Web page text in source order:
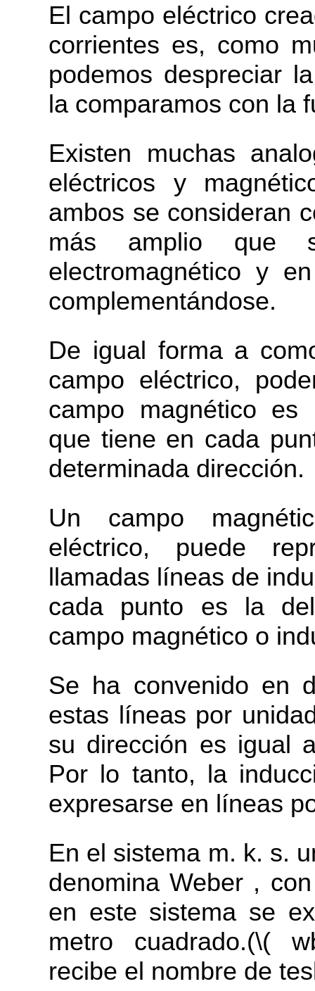
El campo eléctrico
corrientes es, como
podemos despreciar
la comparamos con la
Existen muchas
eléctricos y
ambos se consideran
más amplio que
electromagnético y
complementándose.
De igual forma a
campo eléctrico,
campo magnético es
que tiene en cada
determinada dirección.
Un campo
eléctrico, puede
llamadas líneas de
cada punto es la
campo magnético o
Se ha convenido en
estas líneas por
su dirección es igual
Por lo tanto, la
expresarse en líneas
En el sistema m. k. s.
denomina Weber ,
en este sistema se
metro cuadrado.(\(
recibe el nombre de